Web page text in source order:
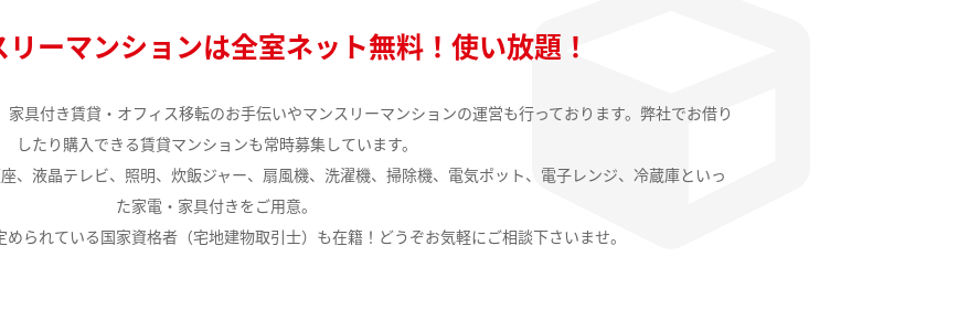
ーマンションは全室ネット無料！使い放題！
具付き賃貸・オフィス移転のお手伝いやマンスリーマンションの運営も行っております。弊社でお借り
したり購入できる賃貸マンションも常時募集しています。
、液晶テレビ、照明、炊飯ジャー、扇風機、洗濯機、掃除機、電気ポット、電子レンジ、冷蔵庫といっ
た家電・家具付きをご用意。
られている国家資格者（宅地建物取引士）も在籍！どうぞお気軽にご相談下さいませ。